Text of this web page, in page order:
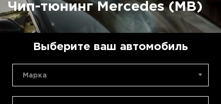
Чип-тюнинг Mercedes (MB)
Выберите ваш автомобиль
Марка